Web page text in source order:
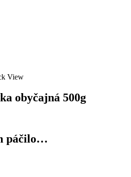
View
obyčajná 500g
páčilo…